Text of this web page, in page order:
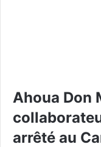
Ahoua Don
arrêté au